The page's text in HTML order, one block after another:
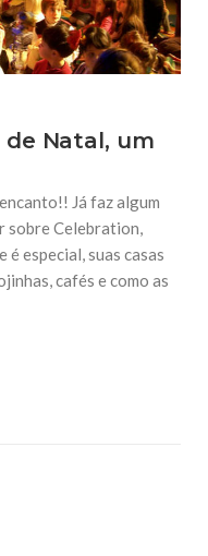
Natal, um
Já faz algum
sobre Celebration,
é especial, suas casas
cafés e como as